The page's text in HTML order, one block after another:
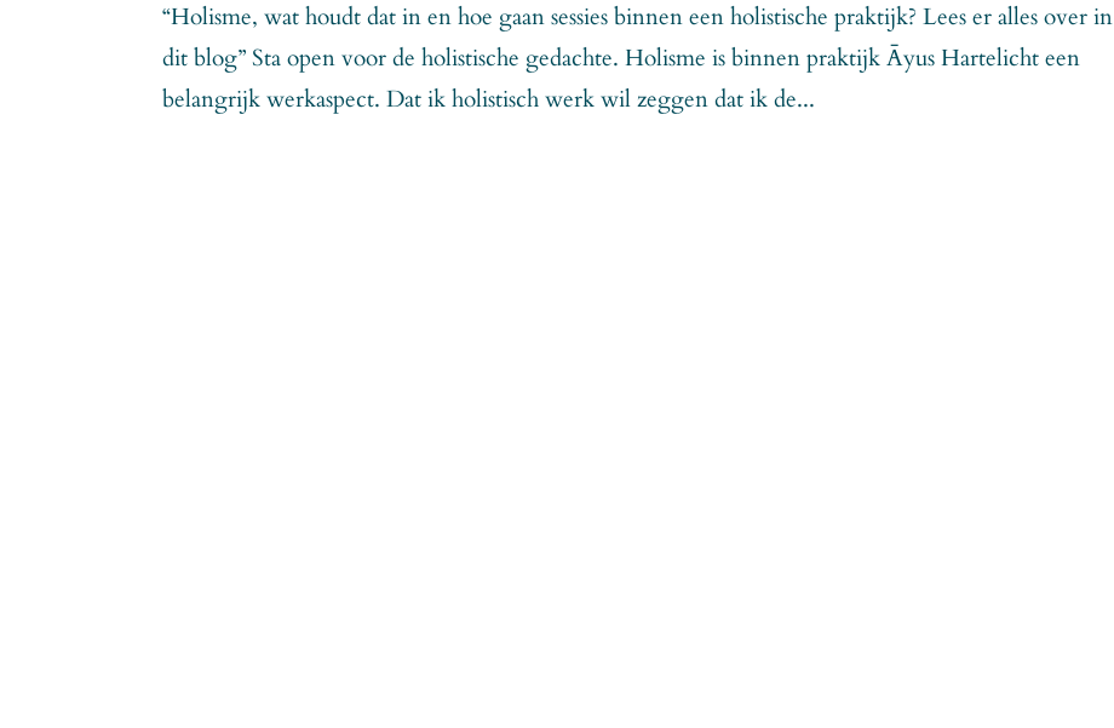
“Holisme, wat houdt dat in en hoe gaan sessies binnen een holistische praktijk? Lees er alles over in
dit blog” Sta open voor de holistische gedachte. Holisme is binnen praktijk Āyus Hartelicht een
belangrijk werkaspect. Dat ik holistisch werk wil zeggen dat ik de...